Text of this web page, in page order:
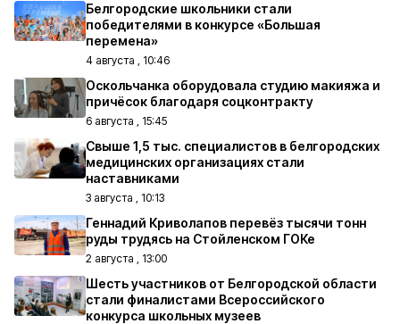
Белгородские школьники стали
победителями в конкурсе «Большая
перемена»
4 августа , 10:46
Оскольчанка оборудовала студию макияжа и
причёсок благодаря соцконтракту
6 августа , 15:45
Свыше 1,5 тыс. специалистов в белгородских
медицинских организациях стали
наставниками
3 августа , 10:13
Геннадий Криволапов перевёз тысячи тонн
руды трудясь на Стойленском ГОКе
2 августа , 13:00
Шесть участников от Белгородской области
стали финалистами Всероссийского
конкурса школьных музеев